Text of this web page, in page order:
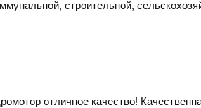
строительной,
отличное качество!